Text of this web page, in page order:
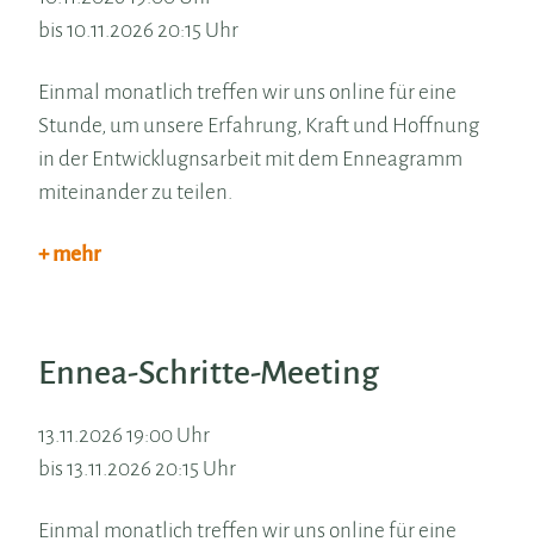
bis 10.11.2026 20:15 Uhr
Einmal monatlich treffen wir uns online für eine
Stunde, um unsere Erfahrung, Kraft und Hoffnung
in der Entwicklugnsarbeit mit dem Enneagramm
miteinander zu teilen.
+ mehr
Ennea-Schritte-Meeting
13.11.2026 19:00 Uhr
bis 13.11.2026 20:15 Uhr
Einmal monatlich treffen wir uns online für eine